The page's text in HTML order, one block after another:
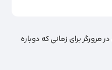
برای زمانی که دوباره